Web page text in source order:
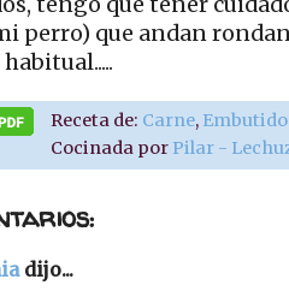
perro) que andan
Receta de: Carne,
Cocinada por Pilar -
dijo...